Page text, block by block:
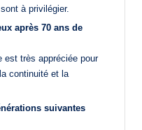
à privilégier.
après 70 ans de
est très appréciée pour
continuité et la
suivantes